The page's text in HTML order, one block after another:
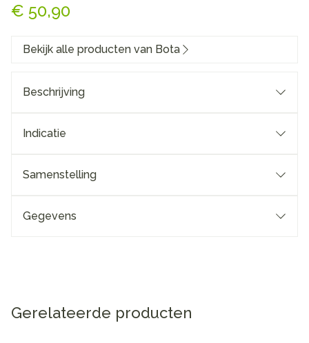
€ 50,90
Bekijk alle producten van Bota
Beschrijving
Indicatie
Samenstelling
Gegevens
Gerelateerde producten